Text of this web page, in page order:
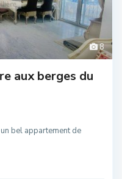
8
aux berges du
bel appartement de